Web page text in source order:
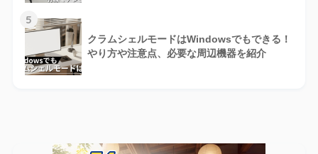
5
クラムシェルモードはWindowsでもできる！
やり方や注意点、必要な周辺機器を紹介